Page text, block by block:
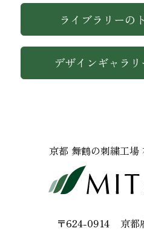
ライブラリーの
デザインギャラ
京都 舞鶴の刺繍工場
〒624-0914 京都